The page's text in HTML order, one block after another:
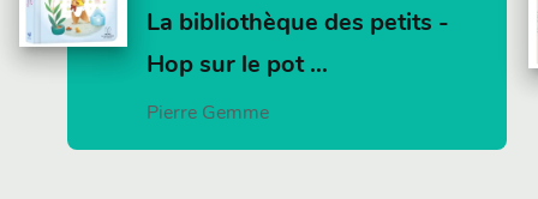
La bibliothèque des petits -
Hop sur le pot …
Pierre Gemme